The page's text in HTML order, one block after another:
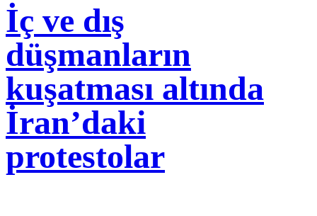
İç ve dış
düşmanların
kuşatması altında
İran’daki
protestolar